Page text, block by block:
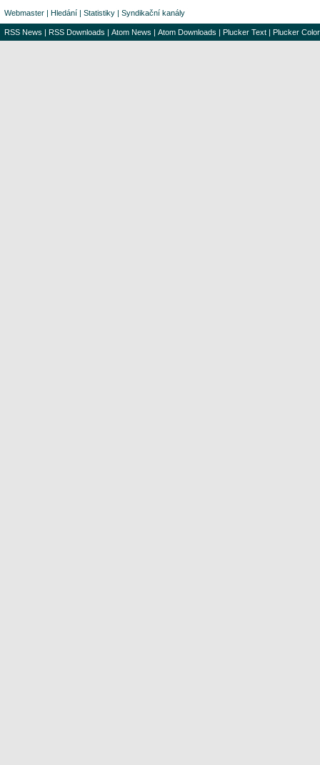
Webmaster | Hledání | Statistiky | Syndikační kanály
RSS News | RSS Downloads | Atom News | Atom Downloads | Plucker Text | Plucker Color